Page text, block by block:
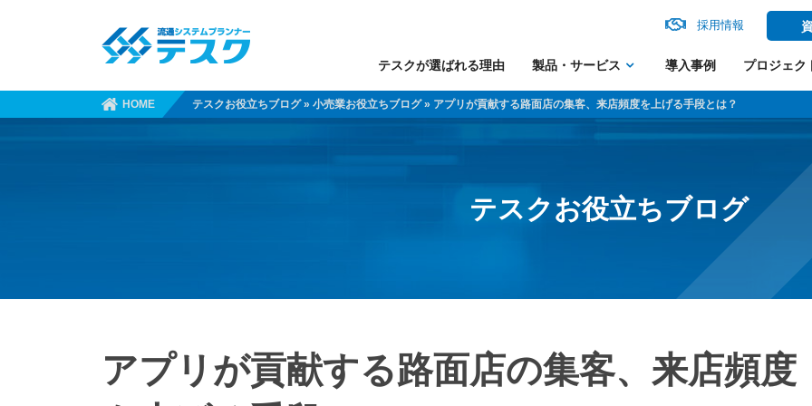
テスクが選ばれる理由 製品・サービス 導入事例 プロジェク
採用情報
HOME テスクお役立ちブログ» 小売業お役立ちブログ» アプリが貢献する路面店の集客、来店頻度を上げる手段とは？
テスクお役立ちブログ
アプリが貢献する路面店の集客、来店頻度